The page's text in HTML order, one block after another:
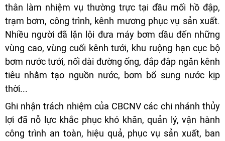
thân làm nhiệm vụ thường trực tại đầu mối hồ đập,
trạm bơm, công trình, kênh mương phục vụ sản xuất.
Nhiều người đã lặn lội đưa máy bơm dầu đến những
vùng cao, vùng cuối kênh tưới, khu ruộng hạn cục bộ
bơm nước tưới, nối dài đường ống, đắp đập ngăn kênh
tiêu nhằm tạo nguồn nước, bơm bổ sung nước kịp
thời...
Ghi nhận trách nhiệm của CBCNV các chi nhánh thủy
lợi đã nỗ lực khắc phục khó khăn, quản lý, vận hành
công trình an toàn, hiệu quả, phục vụ sản xuất, ban